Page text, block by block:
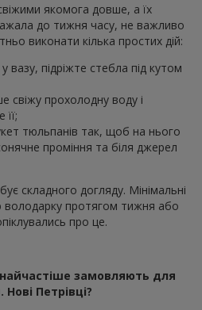
якомога довше, а їх
до тижня часу, не важливо
виконати кілька простих дій:
вазу, підріжте стебла під кутом
свіжу прохолодну воду і
тюльпанів так, щоб на нього
проміння та біля джерел
складного догляду. Мінімальні
володарку протягом тижня або
про це.
замовляють для
Петрівці?